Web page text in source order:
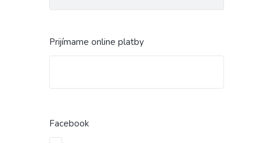
Prijímame online platby
Facebook